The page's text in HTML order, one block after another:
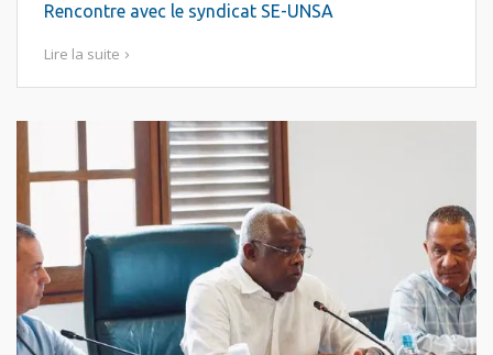
Rencontre avec le syndicat SE-UNSA
Lire la suite